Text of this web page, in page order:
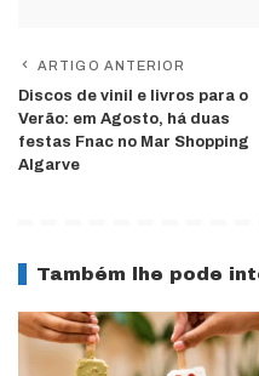
ARTIGO ANTERIOR
Discos de vinil e livros para o
Verão: em Agosto, há duas
festas Fnac no Mar Shopping
Algarve
Também lhe pode